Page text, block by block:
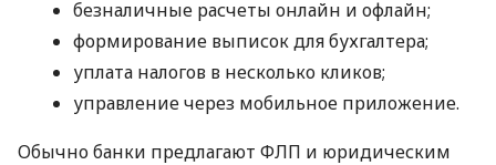
безналичные расчеты онлайн и офлайн;
формирование выписок для бухгалтера;
уплата налогов в несколько кликов;
управление через мобильное приложение.
Обычно банки предлагают ФЛП и юридическим